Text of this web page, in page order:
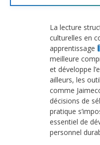
La lecture
culturelles en
apprentissage
meilleure
et développe
ailleurs, les
comme
décisions de
pratique
essentiel de
personnel